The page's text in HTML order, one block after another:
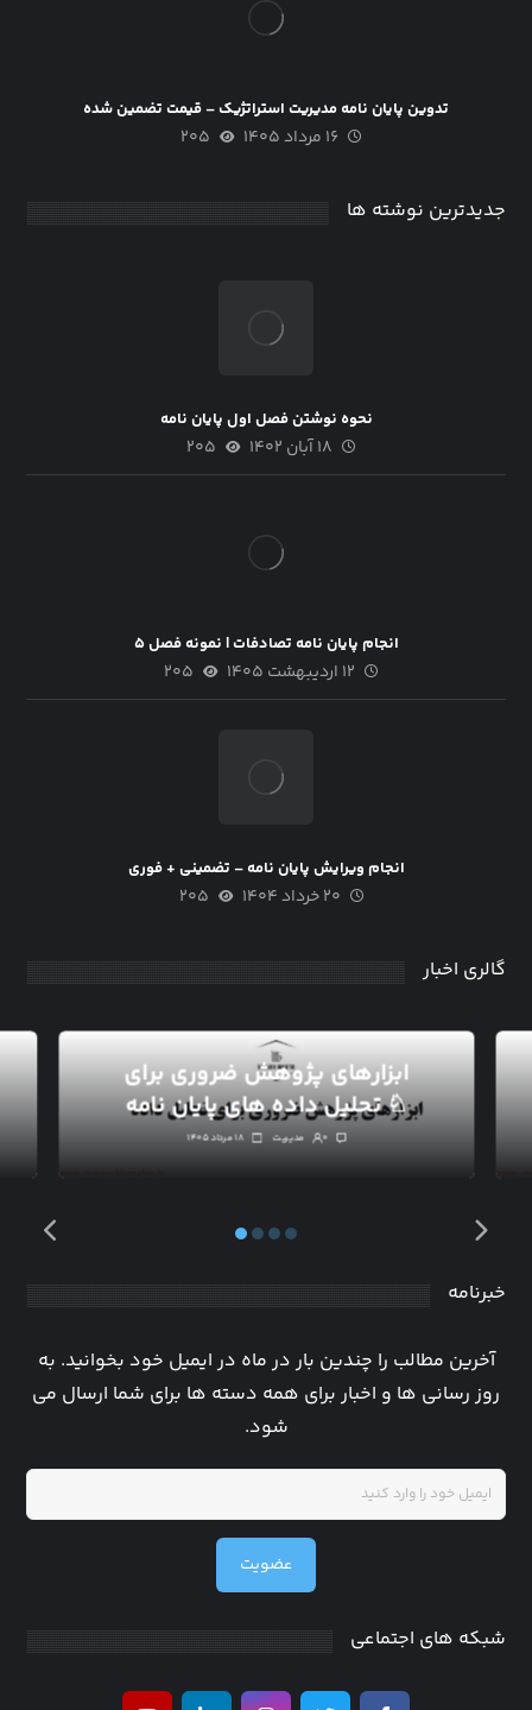
تدوین پایان نامه مدیریت استراتژیک – قیمت تضمین شده
۱۶ مرداد ۱۴۰۵ ۲۰۵
جدیدترین نوشته ها
نحوه نوشتن فصل اول پایان نامه
۱۸ آبان ۱۴۰۲ ۲۰۵
انجام پایان نامه تصادفات | نمونه فصل ۵
۱۲ اردیبهشت ۱۴۰۵ ۲۰۵
انجام ویرایش پایان نامه – تضمینی + فوری
۲۰ خرداد ۱۴۰۴ ۲۰۵
گالری اخبار
ابزارهای پژوهش ضروری برای
تحلیل داده های پایان نامه ♘
۱۸ مرداد ۱۴۰۵ مدیریت ۰
خبرنامه
آخرین مطالب را چندین بار در ماه در ایمیل خود بخوانید. به
روز رسانی ها و اخبار برای همه دسته ها برای شما ارسال می
شود.
عضویت
شبکه های اجتماعی